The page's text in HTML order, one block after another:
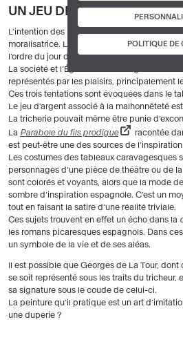
POLITIQUE DE
UN JEU DE DUPES
L’intention des peintres choisissant ce genre
moralisatrice. Les questions religieuses, en
l’ordre du jour depuis la Réforme.
La société et l’Église mettent en garde les
représentés par les plaisirs, principalement
Ces trois tentations sont évoquées dans le
Le jeu d’argent associé à la malhonnêteté
La tricherie pouvait même être punie
La Parabole du fils prodigue racontée
est peut-être une des sources de
Les costumes des tableaux caravagesques
personnages d’une pièce de théâtre ou de
sont colorés et voyants, alors que la mode
sombre d’inspiration espagnole. C’est un
tout en faisant la satire d’une réalité triviale.
Ces sujets trouvent en effet un écho dans la
les romans picaresques espagnols. Dans
un symbole de la vie et de ses aléas.
Il est possible que Georges de La Tour, dont
se soit représenté sous les traits du tricheur,
sa signature sous le coude de celui-ci.
La peinture qu’il pratique est un art
une duperie ?